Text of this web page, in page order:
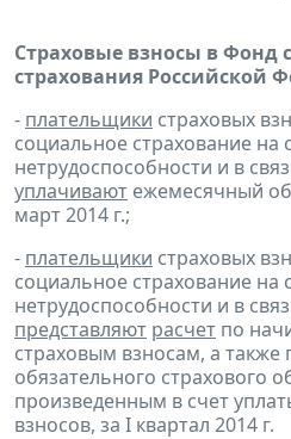
Страховые взносы в Фонд
страхования Российской
- плательщики страховых
социальное страхование на
нетрудоспособности и в
уплачивают ежемесячный
март 2014 г.;
- плательщики страховых
социальное страхование на
нетрудоспособности и в
представляют расчет по
страховым взносам, а также
обязательного страхового
произведенным в счет
взносов, за I квартал 2014 г.